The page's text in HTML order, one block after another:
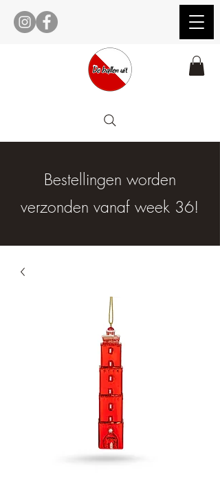
Bestellingen worden
verzonden vanaf week 36!